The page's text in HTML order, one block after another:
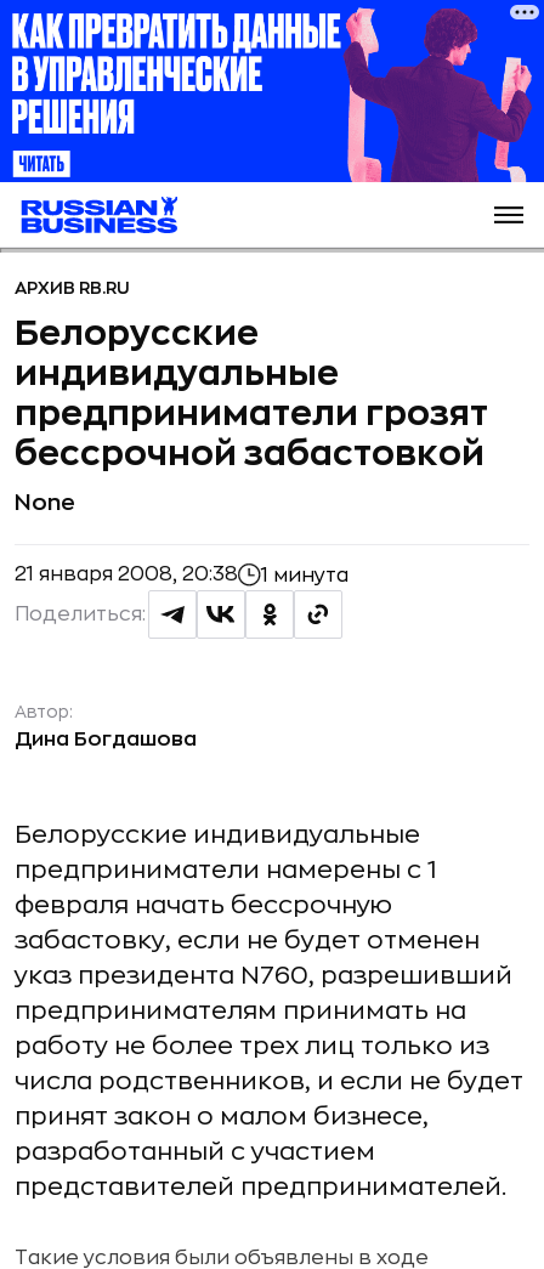
АРХИВ RB.RU
Белорусские
индивидуальные
предприниматели грозят
бессрочной забастовкой
None
21 января 2008, 20:38 1 минута
Поделиться:
Автор:
Дина Богдашова
Белорусские индивидуальные
предприниматели намерены с 1
февраля начать бессрочную
забастовку, если не будет отменен
указ президента N760, разрешивший
предпринимателям принимать на
работу не более трех лиц только из
числа родственников, и если не будет
принят закон о малом бизнесе,
разработанный с участием
представителей предпринимателей.
Такие условия были объявлены в ходе